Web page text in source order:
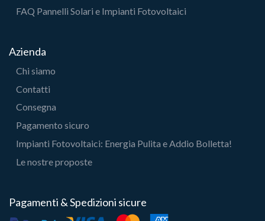
FAQ Pannelli Solari e Impianti Fotovoltaici
Azienda
Chi siamo
Contatti
Consegna
Pagamento sicuro
Impianti Fotovoltaici: Energia Pulita e Addio Bolletta!
Le nostre proposte
Pagamenti & Spedizioni sicure